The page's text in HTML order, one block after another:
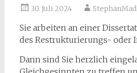
30. Juli 2024
Sie arbeiten an einer
des Restrukturierungs- oder
Dann sind Sie herzlich